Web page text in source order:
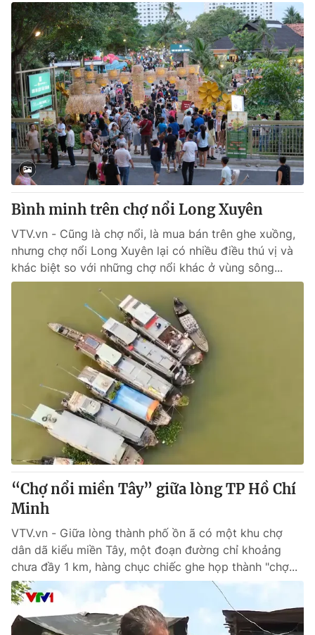
Hậu trường
Nhân vật
Khán giả
Giải sao mai
Điện ảnh
Âm nhạc
Sao
Đời sống
Du lịch
Làm đẹp
Chất lượng cuộc sống
Giáo dục
Tuyển sinh
Học trực tuyến
Công nghệ
Hitech Công nghệ tương lai
Sản phẩm
Thị trường
Tư vấn
Giao lưu trực tuyến
Lịch phát sóng
Chuyên mục khác
Emagazine Podcast
Infographic
Shorts video
VTV Money VTV Thể thao
VTV Sức khoẻ Bất động sản
Thị trường 24h Tấm lòng Việt
VTV4
VTV9 VTV8
Liên hệ tòa soạn English
Bình minh trên chợ nổi Long Xuyên
VTV.vn - Cũng là chợ nổi, là mua bán trên ghe xuồng,
nhưng chợ nổi Long Xuyên lại có nhiều điều thú vị và
khác biệt so với những chợ nổi khác ở vùng sông...
“Chợ nổi miền Tây” giữa lòng TP Hồ Chí
Minh
VTV.vn - Giữa lòng thành phố ồn ã có một khu chợ
dân dã kiểu miền Tây, một đoạn đường chỉ khoảng
chưa đầy 1 km, hàng chục chiếc ghe họp thành "chợ...